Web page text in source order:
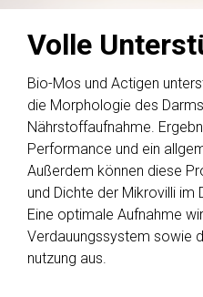
Volle
Bio-Mos und Actigen
die Morphologie des
Nährstoffaufnahme.
Performance und ein
Außerdem können diese
und Dichte der Mikrovilli im
Eine optimale Aufnahme
Verdauungssystem sowie
nutzung aus.